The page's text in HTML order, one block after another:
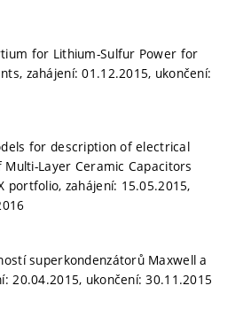
for Lithium-Sulfur Power for
zahájení: 01.12.2015, ukončení:
for description of electrical
Layer Ceramic Capacitors
portfolio, zahájení: 15.05.2015,
superkondenzátorů Maxwell a
20.04.2015, ukončení: 30.11.2015